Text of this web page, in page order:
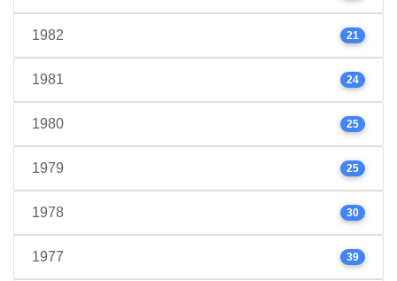
1982 21
1981 24
1980 25
1979 25
1978 30
1977 39